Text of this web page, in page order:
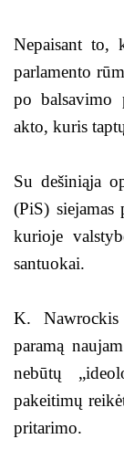
Nepaisant to,
parlamento
po balsavimo
akto, kuris
Su dešiniąja
(PiS) siejamas
kurioje
santuokai.
K.
paramą
nebūtų
pakeitimų
pritarimo.